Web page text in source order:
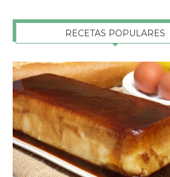
RECETAS POPULARES